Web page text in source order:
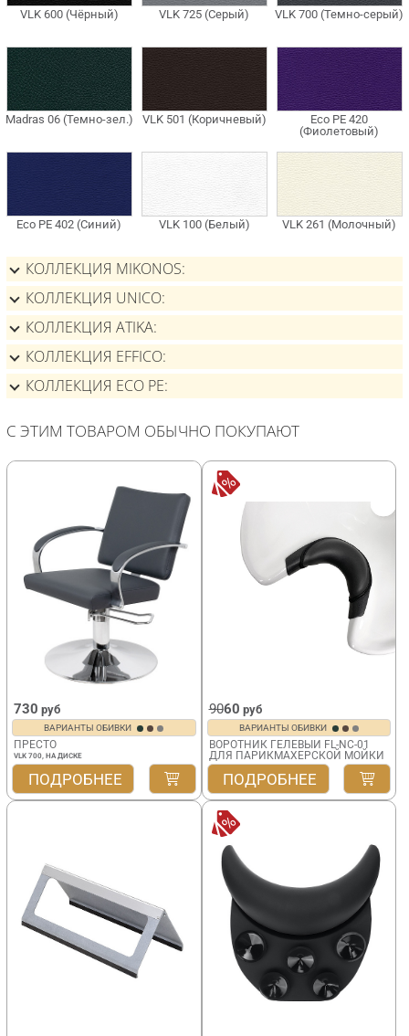
КОЛЛЕКЦИЯ MIKONOS
КОЛЛЕКЦИЯ UNICO
КОЛЛЕКЦИЯ ATIKA
КОЛЛЕКЦИЯ EFFICO
КОЛЛЕКЦИЯ ECO PE
С ЭТИМ ТОВАРОМ ОБЫЧНО ПОКУПАЮТ
730 руб
ВАРИАНТЫ ОБИВКИ
ПРЕСТО
VLK 700, НА ДИСКЕ
ПОДРОБНЕЕ
9060 руб
ВАРИАНТЫ ОБИВКИ
ВОРОТНИК ГЕЛЕВЫЙ FL-NC-01
ДЛЯ ПАРИКМАХЕРСКОЙ МОЙКИ
ПОДРОБНЕЕ